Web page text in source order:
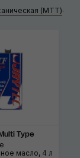
(МТТ)4
Type
масло, 4 л